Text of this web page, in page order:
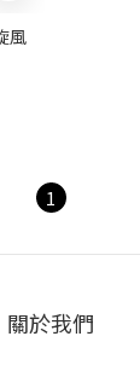
風
1
關於我們